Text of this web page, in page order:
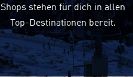
Shops stehen für dich in allen
Top-Destinationen bereit.